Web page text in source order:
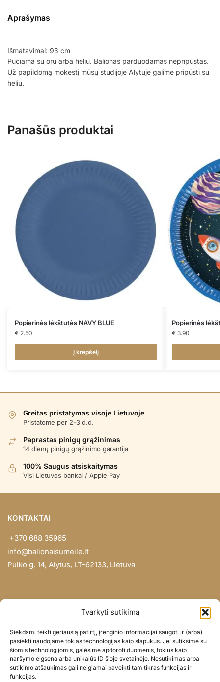
Tvarkyti sutikimą
Siekdami teikti geriausią patirtį, įrenginio informacijai saugoti ir (arba)
pasiekti naudojame tokias technologijas kaip slapukus. Jei sutiksime su
šiomis technologijomis, galėsime apdoroti duomenis, tokius kaip
naršymo elgsena arba unikalūs ID šioje svetainėje. Nesutikimas arba
sutikimo atšaukimas gali neigiamai paveikti tam tikras funkcijas ir
funkcijas.
Aprašymas
Išmatavimai: 93 cm
Pučiama su oru arba heliu. Balionas parduodamas nepripūstas.
Už papildomą mokestį mūsų studijoje Alytuje galime pripūsti su
heliu.
Panašūs produktai
Popierinės lėkštutės NAVY BLUE
€ 2.50
Į krepšelį
Popierinės
€ 3.90
Greitas pristatymas visoje Lietuvoje
Pristatome per 2-3 d.d.
Paprastas pinigų grąžinimas
14 dienų pinigų grąžinimo garantija
100% Saugus atsiskaitymas
Visi Lietuvos bankai / Apple Pay
KONTAKTAI
+370 688 35965
info@balionaisumeile.lt
Pulko g. 14, Alytus, LT-62133, Lietuva
Didmena
Darbų portfolio
Privatumo politika
Parduotuvės politika